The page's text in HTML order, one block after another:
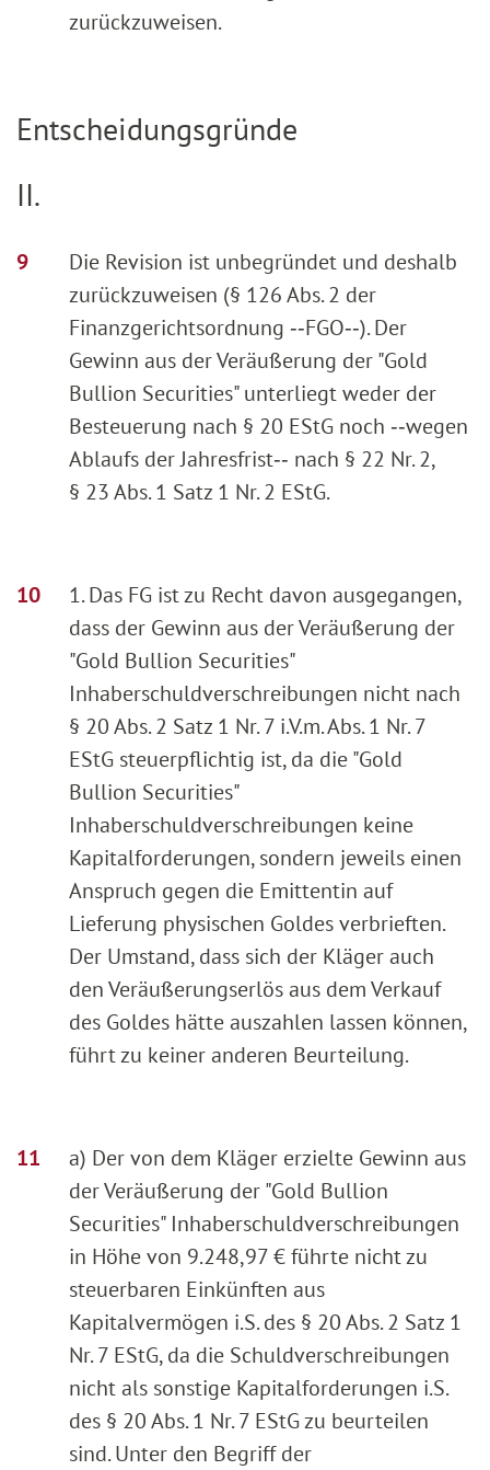
zurückzuweisen.
Entscheidungsgründe
II.
Die Revision ist unbegründet und deshalb
zurückzuweisen (§ 126 Abs. 2 der
Finanzgerichtsordnung ‑‑FGO‑‑). Der
Gewinn aus der Veräußerung der "Gold
Bullion Securities" unterliegt weder der
Besteuerung nach § 20 EStG noch ‑‑wegen
Ablaufs der Jahresfrist‑‑ nach § 22 Nr. 2,
§ 23 Abs. 1 Satz 1 Nr. 2 EStG.
1. Das FG ist zu Recht davon ausgegangen,
dass der Gewinn aus der Veräußerung der
"Gold Bullion Securities"
Inhaberschuldverschreibungen nicht nach
§ 20 Abs. 2 Satz 1 Nr. 7 i.V.m. Abs. 1 Nr. 7
EStG steuerpflichtig ist, da die "Gold
Bullion Securities"
Inhaberschuldverschreibungen keine
Kapitalforderungen, sondern jeweils einen
Anspruch gegen die Emittentin auf
Lieferung physischen Goldes verbrieften.
Der Umstand, dass sich der Kläger auch
den Veräußerungserlös aus dem Verkauf
des Goldes hätte auszahlen lassen können,
führt zu keiner anderen Beurteilung.
a) Der von dem Kläger erzielte Gewinn aus
der Veräußerung der "Gold Bullion
Securities" Inhaberschuldverschreibungen
in Höhe von 9.248,97 € führte nicht zu
steuerbaren Einkünften aus
Kapitalvermögen i.S. des § 20 Abs. 2 Satz 1
Nr. 7 EStG, da die Schuldverschreibungen
nicht als sonstige Kapitalforderungen i.S.
des § 20 Abs. 1 Nr. 7 EStG zu beurteilen
sind. Unter den Begriff der